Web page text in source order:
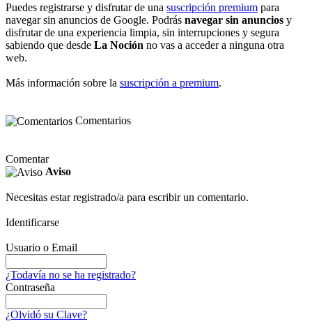
Puedes registrarse y disfrutar de una suscripción premium para
navegar sin anuncios de Google. Podrás navegar sin anuncios y
disfrutar de una experiencia limpia, sin interrupciones y segura
sabiendo que desde La Noción no vas a acceder a ninguna otra
web.
Más información sobre la suscripción a premium.
Comentarios
Comentar
Aviso
Necesitas estar registrado/a para escribir un comentario.
Identificarse
Usuario o Email
¿Todavía no se ha registrado?
Contraseña
¿Olvidó su Clave?